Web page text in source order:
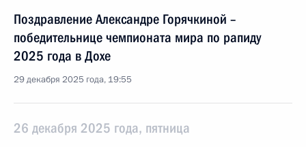
Поздравление Александре Горячкиной –
победительнице чемпионата мира по рапиду
2025 года в Дохе
29 декабря 2025 года, 19:55
26 декабря 2025 года, пятница